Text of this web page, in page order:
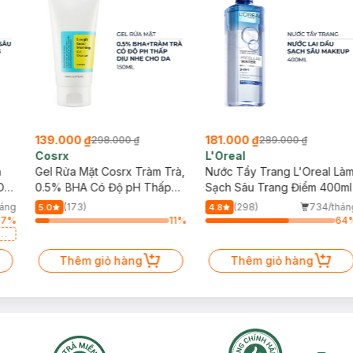
%
139.000 ₫298.000 ₫
Cosrx
Gel Rửa Mặt Cosrx Tràm Trà,
0.5% BHA Có Độ pH Thấp
150ml
5.0
(173)
11%
Thêm giỏ hàng
181.000 ₫289.000 ₫
L'Oreal
Nước Tẩy Trang L'Oreal Làm
Sạch Sâu Trang Điểm 400ml
4.8 (298)
734/
64
Thêm giỏ hàng